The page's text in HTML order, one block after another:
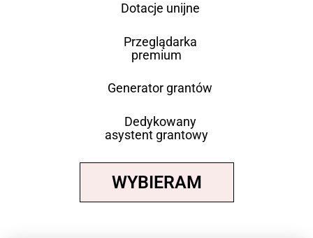
Dotacje unijne
Przeglądarka
premium
Generator grantów
Dedykowany
asystent grantowy
WYBIERAM